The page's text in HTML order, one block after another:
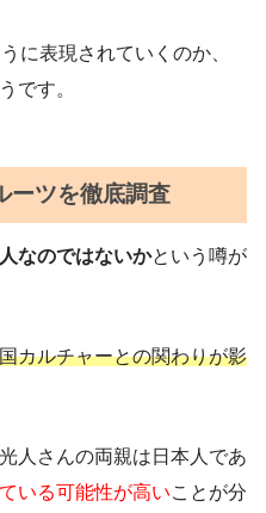
に表現されていくのか、
です。
ーツを徹底調査
なのではないかという噂が
カルチャーとの関わりが影
人さんの両親は日本人であ
いる可能性が高いことが分